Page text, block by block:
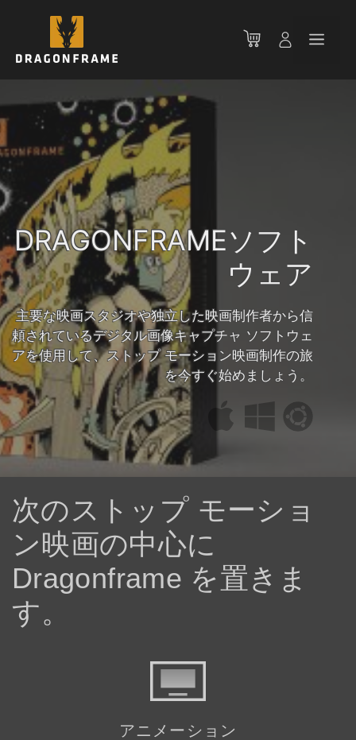
へ
キ
ッ
プ
メ
DRAGONFRAMEソフト
ウェア
主要な映画スタジオや独立した映画制作者から信
頼されているデジタル画像キャプチャ ソフトウェ
アを使用して、ストップ モーション映画制作の旅
を今すぐ始めましょう。
次のストップ モーショ
ン映画の中心に
Dragonframe を置きま
す。
アニメーション